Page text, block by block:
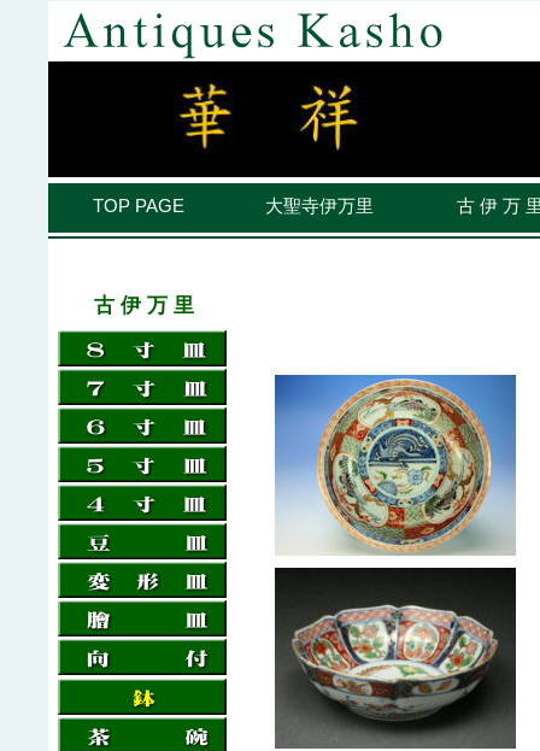
TOP PAGE 大聖寺伊万里 古 伊 万
古 伊 万 里